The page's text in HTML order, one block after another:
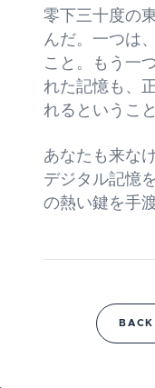
零下三十度の
んだ。一つは
こと。もう一
れた記憶も、
れるということ
あなたも来な
デジタル記憶
の熱い鍵を手